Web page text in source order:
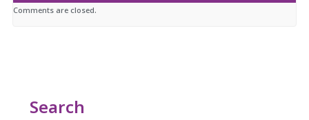
Comments are closed.
Search